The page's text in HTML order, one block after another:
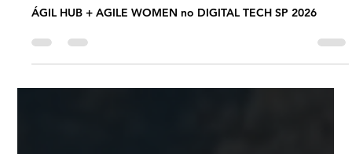
SP26 QUA 06.05.26 08h01
ÁGIL HUB + AGILE WOMEN no DIGITAL TECH SP 2026